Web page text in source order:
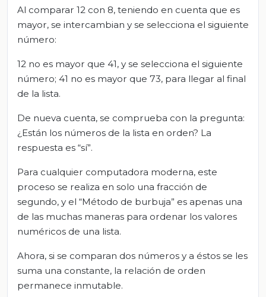
Al comparar 12 con 8, teniendo en cuenta que es
mayor, se intercambian y se selecciona el siguiente
número:
12 no es mayor que 41, y se selecciona el siguiente
número; 41 no es mayor que 73, para llegar al final
de la lista.
De nueva cuenta, se comprueba con la pregunta:
¿Están los números de la lista en orden? La
respuesta es “sí”.
Para cualquier computadora moderna, este
proceso se realiza en solo una fracción de
segundo, y el “Método de burbuja” es apenas una
de las muchas maneras para ordenar los valores
numéricos de una lista.
Ahora, si se comparan dos números y a éstos se les
suma una constante, la relación de orden
permanece inmutable.